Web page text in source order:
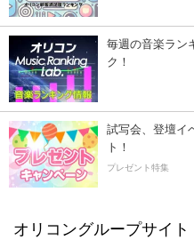
毎週の音楽ラン
ク！
試写会、登壇イ
ト！
プレゼント特集
オリコングループサイト